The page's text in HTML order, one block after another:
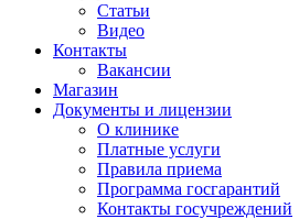
Статьи
Видео
Контакты
Вакансии
Магазин
Документы и лицензии
О клинике
Платные услуги
Правила приема
Программа госгарантий
Контакты госучреждений